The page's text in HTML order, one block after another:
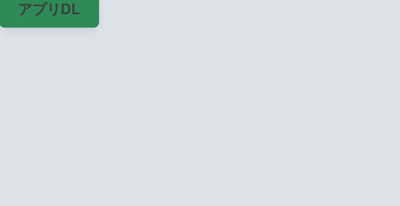
アプリDL